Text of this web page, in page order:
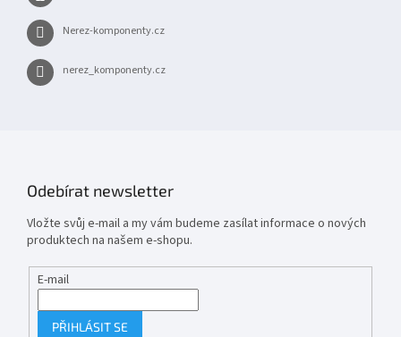
Nerez-komponenty.cz
nerez_komponenty.cz
Odebírat newsletter
Vložte svůj e-mail a my vám budeme zasílat informace o nových
produktech na našem e-shopu.
E-mail
PŘIHLÁSIT SE